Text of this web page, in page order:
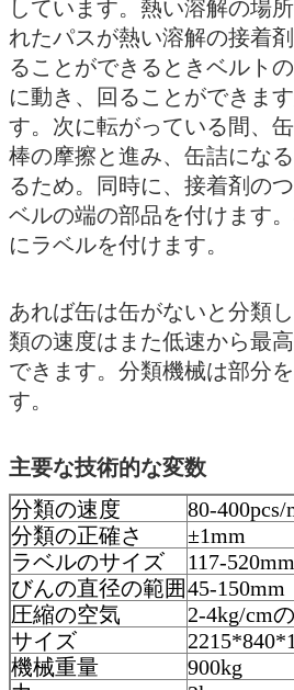
しています。熱い溶解の場
れたパスが熱い溶解の接着
ることができるときベルト
に動き、回ることができま
す。次に転がっている間、
棒の摩擦と進み、缶詰にな
るため。同時に、接着剤の
ベルの端の部品を付けます
にラベルを付けます。
あれば缶は缶がないと分類
類の速度はまた低速から最
できます。分類機械は部分
す。
主要な技術的な変数
分類の速度
80-400pcs/
分類の正確さ
±1mm
ラベルのサイズ
117-
びんの直径の範囲45-150mm
圧縮の空気
2-4kg/cm
サイズ
機械重量
900kg